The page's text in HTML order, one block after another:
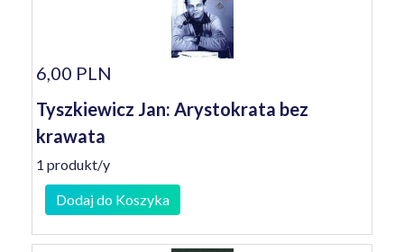
6,00 PLN
Tyszkiewicz Jan: Arystokrata bez
krawata
1 produkt/y
Dodaj do Koszyka